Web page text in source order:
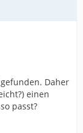
Daher
einen
passt?